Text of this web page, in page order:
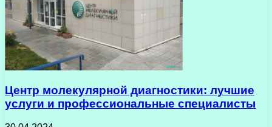
Центр молекулярной диагностики: лучшие
услуги и профессиональные специалисты